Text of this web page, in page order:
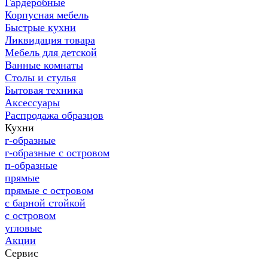
Гардеробные
Корпусная мебель
Быстрые кухни
Ликвидация товара
Мебель для детской
Ванные комнаты
Столы и стулья
Бытовая техника
Аксессуары
Распродажа образцов
Кухни
г-образные
г-образные с островом
п-образные
прямые
прямые с островом
с барной стойкой
с островом
угловые
Акции
Сервис